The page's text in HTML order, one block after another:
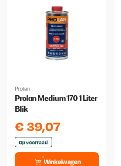
Prolan
Prolan Medium 170 1 Liter
Blik
€ 39,07
Op voorraad
Winkelwagen